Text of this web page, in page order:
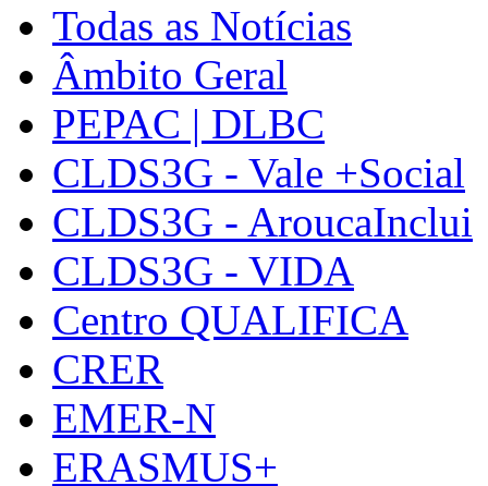
Todas as Notícias
Âmbito Geral
PEPAC | DLBC
CLDS3G - Vale +Social
CLDS3G - AroucaInclui
CLDS3G - VIDA
Centro QUALIFICA
CRER
EMER-N
ERASMUS+